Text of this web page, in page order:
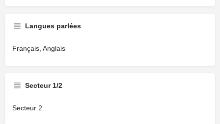
Langues parlées
Français, Anglais
Secteur 1/2
Secteur 2